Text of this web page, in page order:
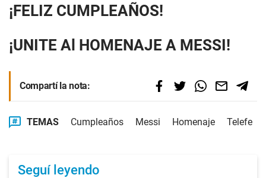
¡FELIZ CUMPLEAÑOS!
¡UNITE Al HOMENAJE A MESSI!
Compartí la nota:
TEMAS Cumpleaños Messi Homenaje Telefe
Seguí leyendo